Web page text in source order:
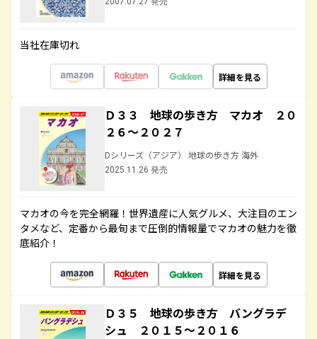
当社在庫切れ
詳細を見る
Ｄ３３ 地球の歩き方 マカオ ２０
２６～２０２７
Dシリーズ（アジア） 地球の歩き方 海外
2025.11.26 発売
マカオの今を完全網羅！世界遺産に人気グルメ、大注目のエン
タメなど、定番から最旬まで圧倒的情報量でマカオの魅力を徹
底紹介！
詳細を見る
Ｄ３５ 地球の歩き方 バングラデ
シュ ２０１５～２０１６